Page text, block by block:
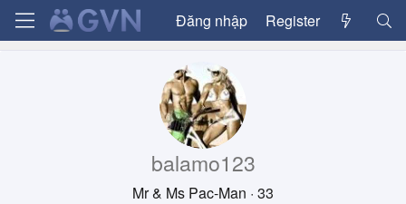
Đăng nhập Register
balamo123
Mr & Ms Pac-Man · 33